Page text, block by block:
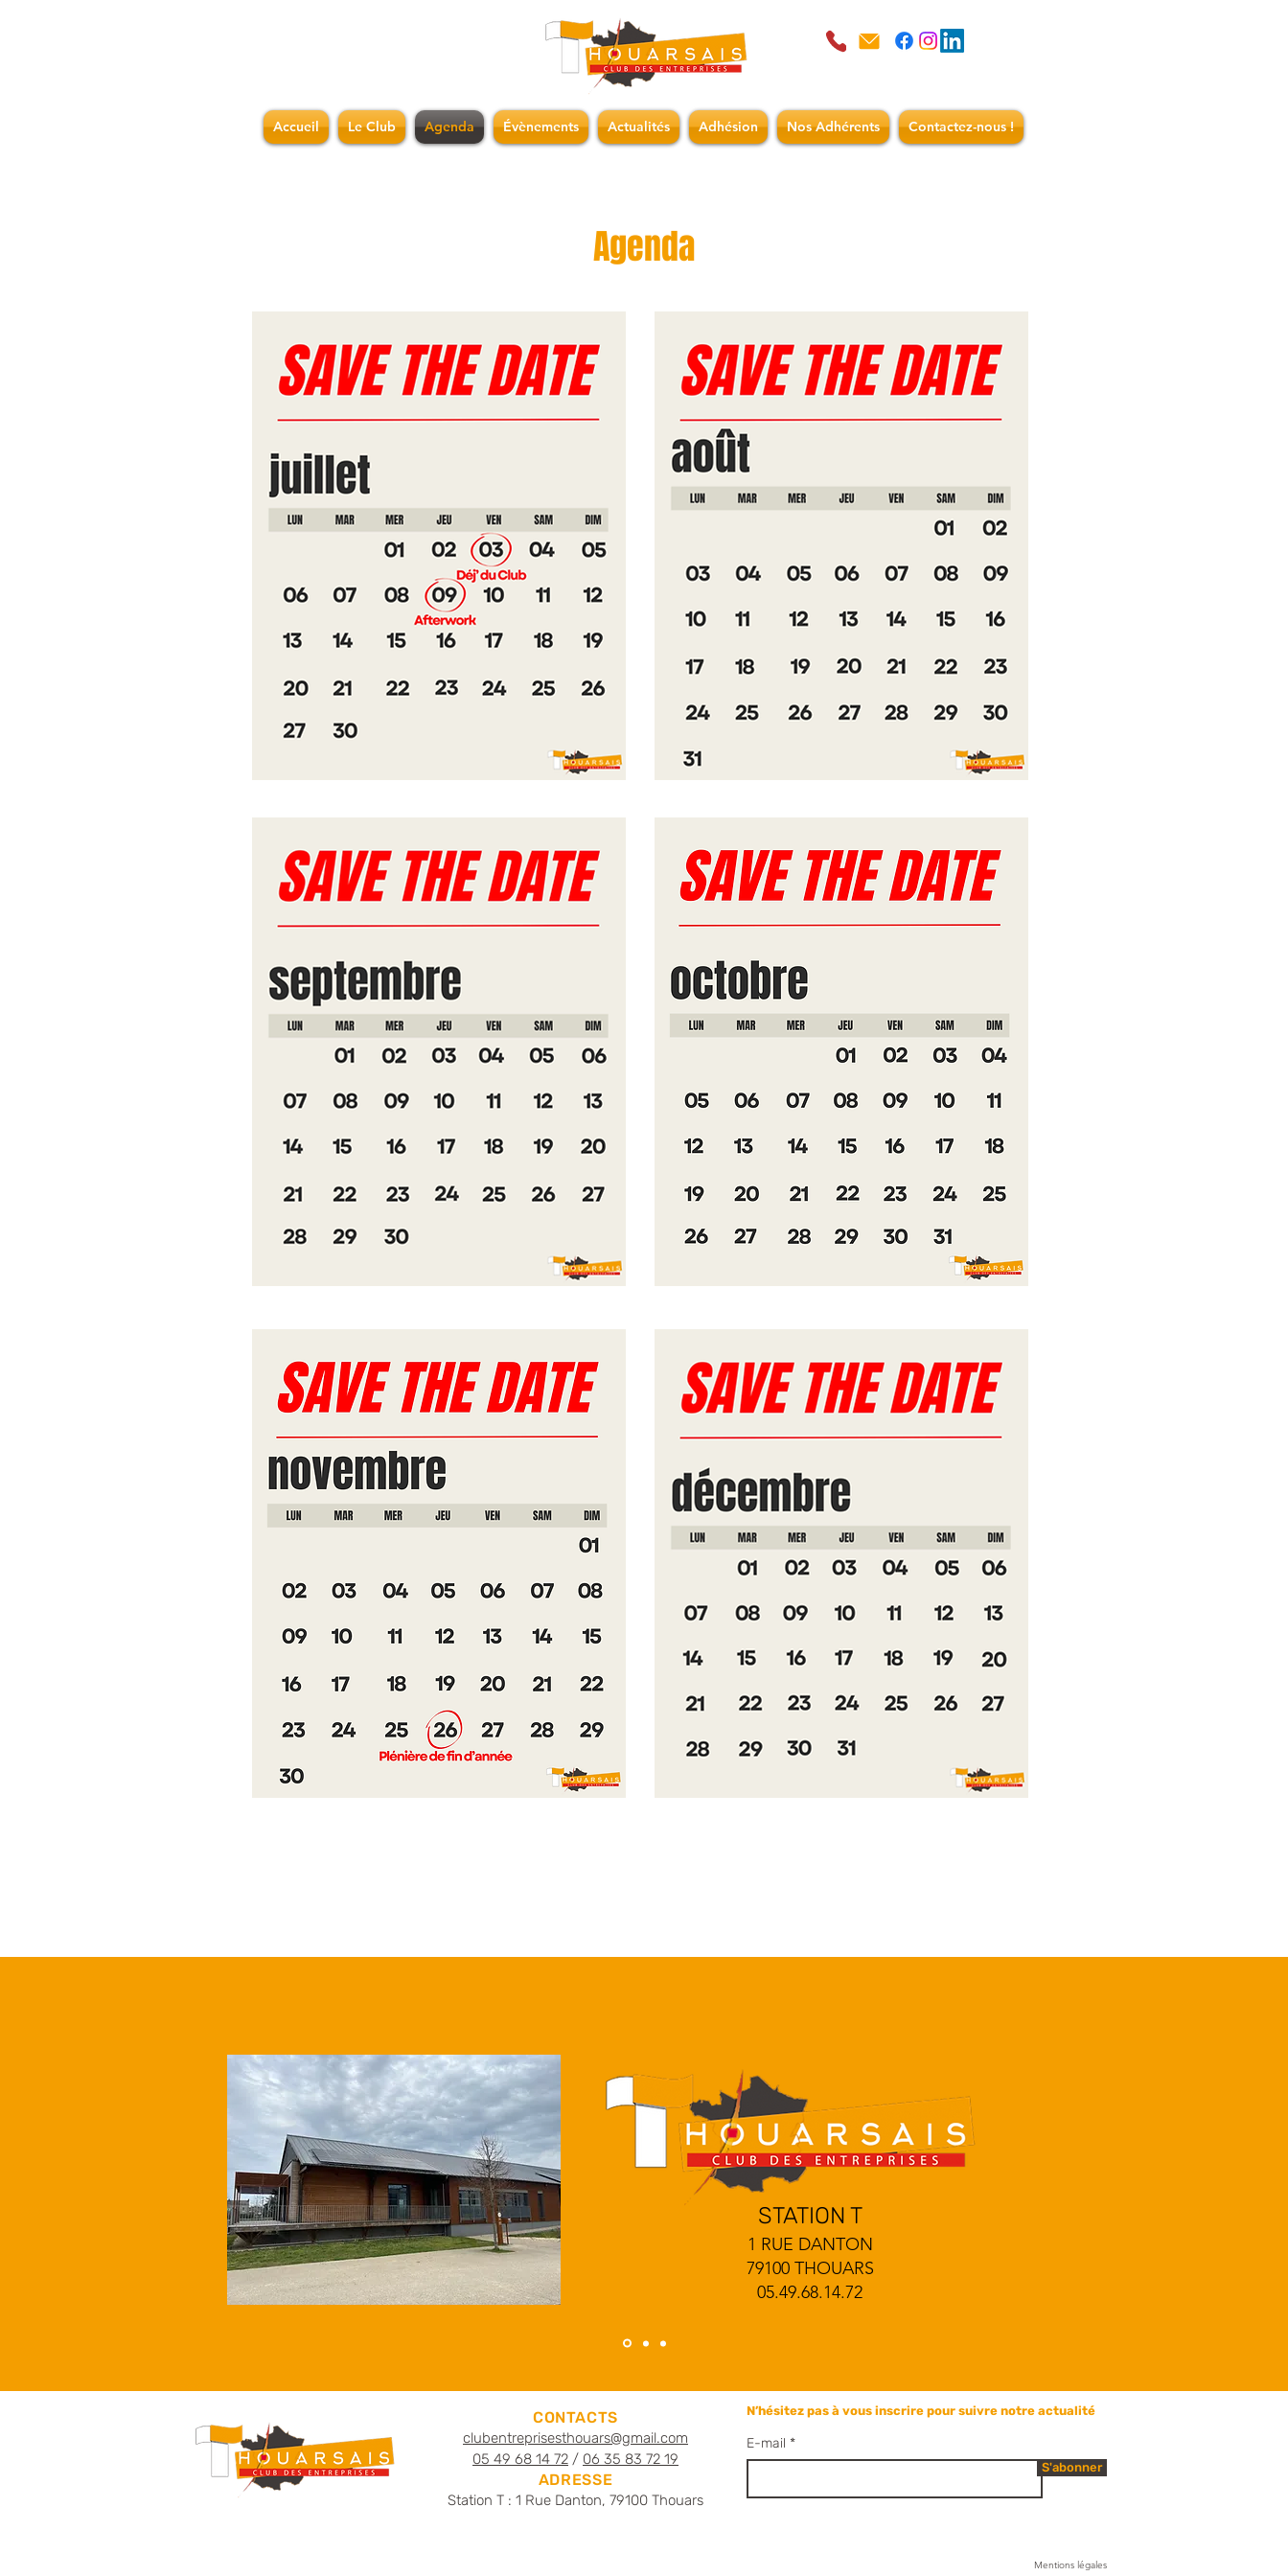
Accueil Le Club Agenda Évènements Actualités Adhésion Nos Adhérents Contactez-nous !
Agenda
STATION T
1 RUE DANTON
79100 THOUARS
05.49.68.14.72
CONTACTS
clubentreprisesthouars@gmail.com
05 49 68 14 72 / 06 35 83 72 19
ADRESSE
Station T : 1 Rue Danton, 79100 Thouars
N’hésitez pas à vous inscrire pour suivre notre actualité
E-mail
S'abonner
Mentions légales